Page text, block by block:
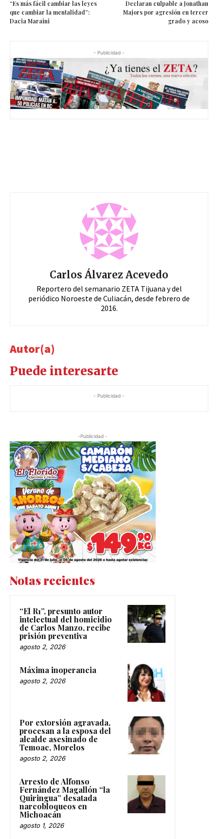
“Es más fácil cambiar las leyes
que cambiar la mentalidad”:
Dacia Maraini
Declaran culpable a Jonathan
Majors por agresión en tercer
grado y acoso
- Publicidad -
Carlos Álvarez Acevedo
Reportero del semanario ZETA Tijuana y del
periódico Noroeste de Culiacán, desde febrero de
2016.
Autor(a)
Puede interesarte
- Publicidad -
-Publicidad -
Notas recientes
“El R1”, presunto autor
intelectual del homicidio
de Carlos Manzo, recibe
prisión preventiva
agosto 2, 2026
Máxima inoperancia
agosto 2, 2026
Por extorsión agravada,
procesan a la esposa del
alcalde asesinado de
Temoac, Morelos
agosto 2, 2026
Arresto de Alfonso
Fernández Magallón “la
Quiringua” desatada
narcobloqueos en
Michoacán
agosto 1, 2026